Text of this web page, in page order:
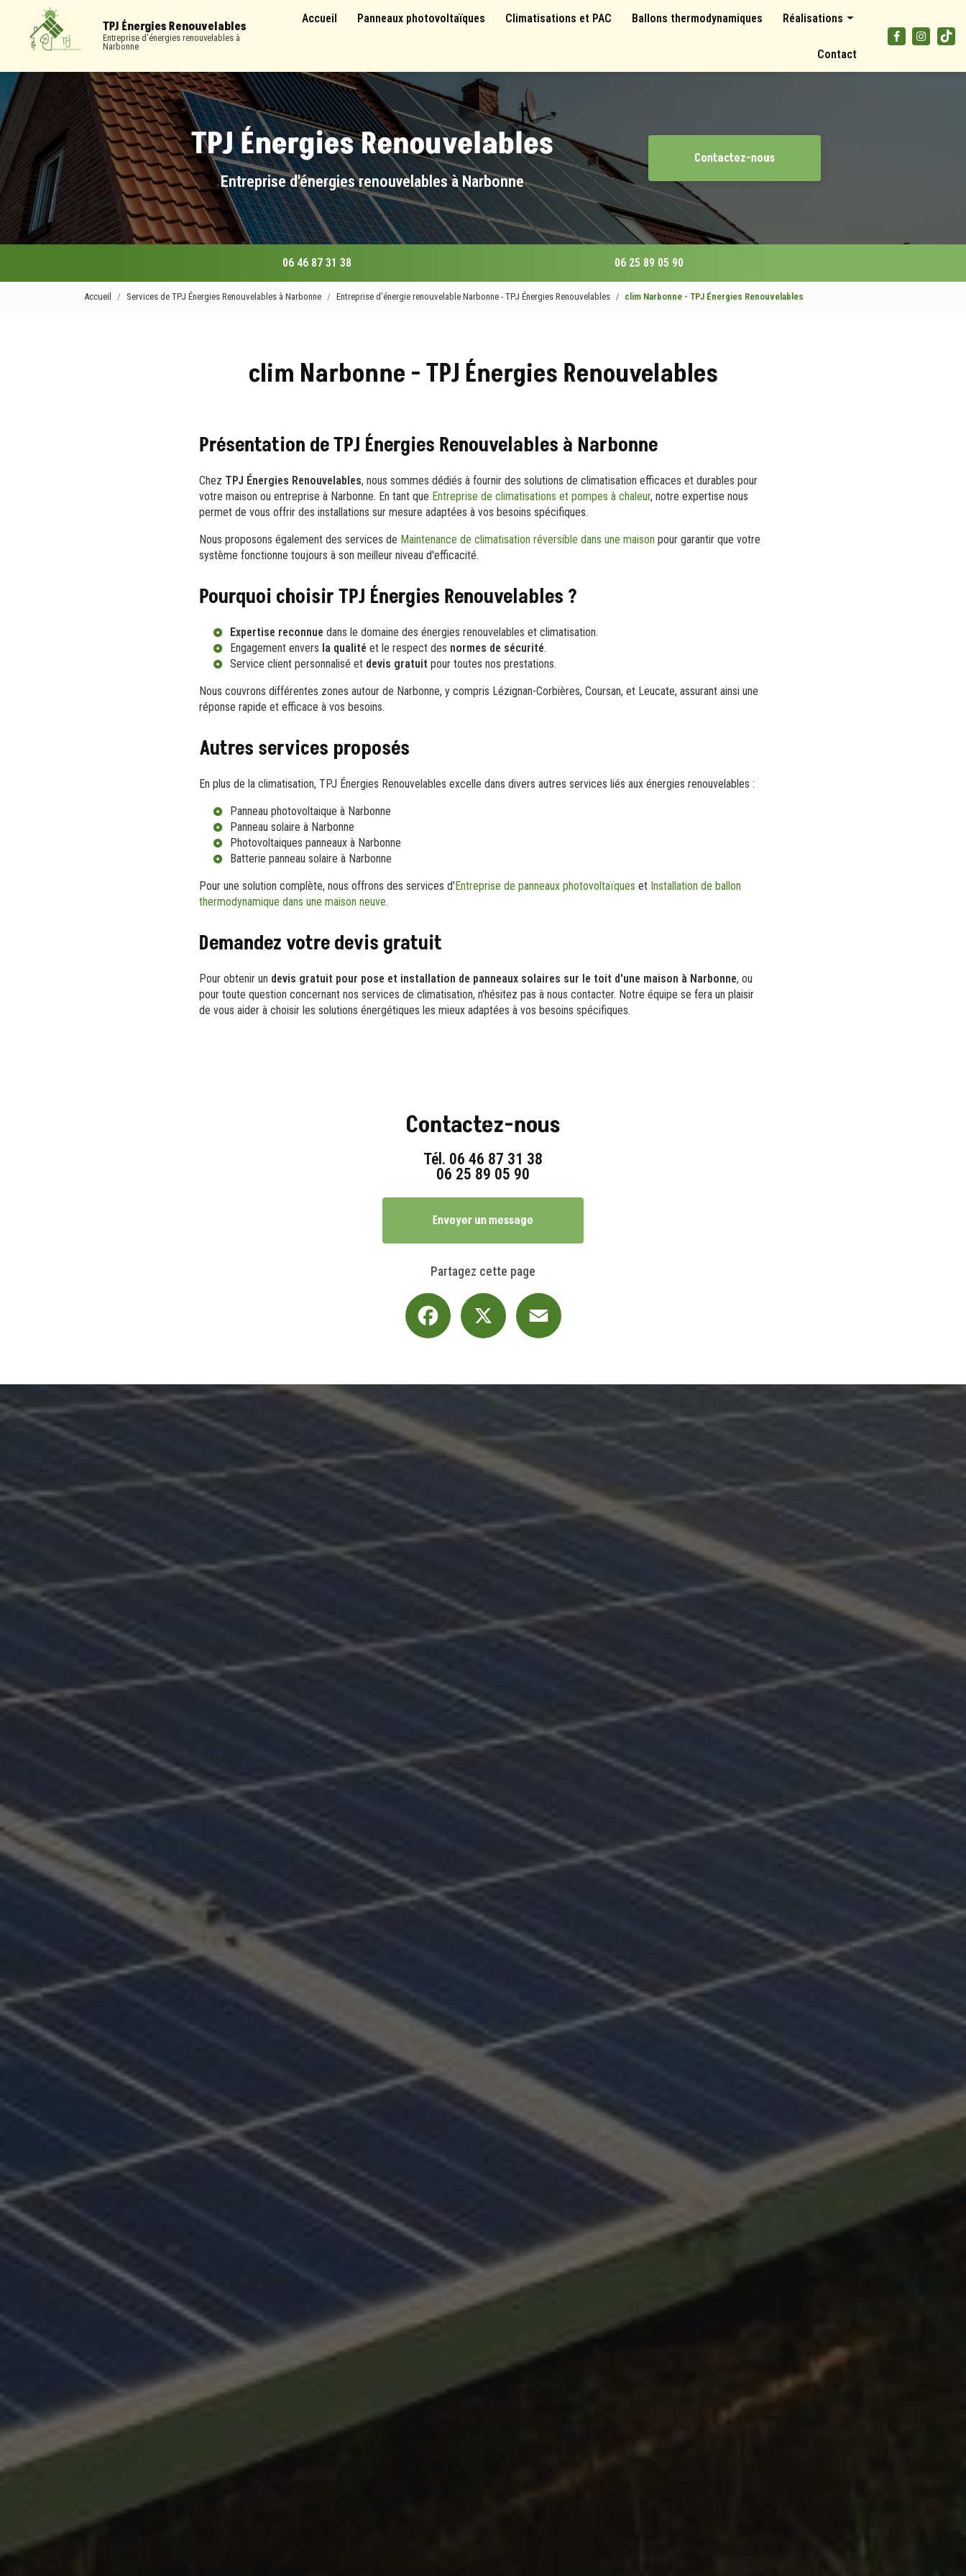
contenu
principal
TPJ Énergies Renouvelables
Entreprise d'énergies renouvelables à
Narbonne
Accueil
Panneaux photovoltaïques Climatisations et PAC Ballons thermodynamiques Réalisations
Panneaux photovoltaïques
Climatisations et pompes à chaleur
Contact
Entreprise d'énergies renouvelables à Narbonne
Contactez-nous
06 46 87 31 38 06 25 89 05 90
Accueil Services de TPJ Énergies Renouvelables à Narbonne Entreprise d'énergie renouvelable Narbonne - TPJ Énergies Renouvelables clim Narbonne - TPJ Énergies Renouvelables
clim Narbonne - TPJ Énergies Renouvelables
Présentation de TPJ Énergies Renouvelables à Narbonne
Chez TPJ Énergies Renouvelables, nous sommes dédiés à fournir des solutions de climatisation efficaces et durables pour
votre maison ou entreprise à Narbonne. En tant que Entreprise de climatisations et pompes à chaleur, notre expertise nous
permet de vous offrir des installations sur mesure adaptées à vos besoins spécifiques.
Nous proposons également des services de Maintenance de climatisation réversible dans une maison pour garantir que votre
système fonctionne toujours à son meilleur niveau d'efficacité.
Pourquoi choisir TPJ Énergies Renouvelables ?
Expertise reconnue dans le domaine des énergies renouvelables et climatisation.
Engagement envers la qualité et le respect des normes de sécurité.
Service client personnalisé et devis gratuit pour toutes nos prestations.
Nous couvrons différentes zones autour de Narbonne, y compris Lézignan-Corbières, Coursan, et Leucate, assurant ainsi une
réponse rapide et efficace à vos besoins.
Autres services proposés
En plus de la climatisation, TPJ Énergies Renouvelables excelle dans divers autres services liés aux énergies renouvelables :
Panneau photovoltaique à Narbonne
Panneau solaire à Narbonne
Photovoltaiques panneaux à Narbonne
Batterie panneau solaire à Narbonne
Pour une solution complète, nous offrons des services d'Entreprise de panneaux photovoltaïques et Installation de ballon
thermodynamique dans une maison neuve.
Demandez votre devis gratuit
Pour obtenir un devis gratuit pour pose et installation de panneaux solaires sur le toit d'une maison à Narbonne, ou
pour toute question concernant nos services de climatisation, n'hésitez pas à nous contacter. Notre équipe se fera un plaisir
de vous aider à choisir les solutions énergétiques les mieux adaptées à vos besoins spécifiques.
Contactez-nous
Tél. 06 46 87 31 38
06 25 89 05 90
Envoyer un message
Partagez cette page
Facebook